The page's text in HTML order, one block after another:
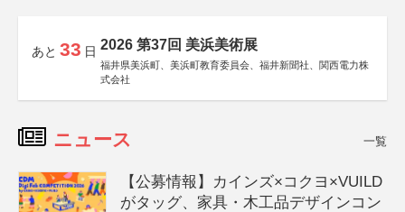
あと 33 日 2026 第37回 美浜美術展
福井県美浜町、美浜町教育委員会、福井新聞社、関西電力株
式会社
ニュース 一覧
【公募情報】カインズ×コクヨ×VUILD
がタッグ、家具・木工品デザインコン